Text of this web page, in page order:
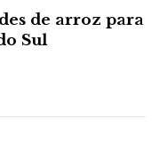
de arroz para
Sul